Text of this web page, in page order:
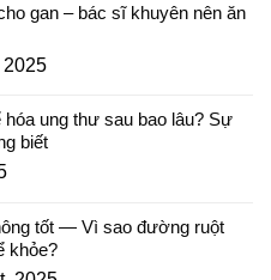
gan – bác sĩ khuyên nên ăn
hóa ung thư sau bao lâu? Sự
biết
tốt — Vì sao đường ruột
khỏe?